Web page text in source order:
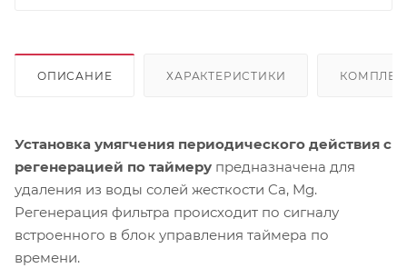
ОПИСАНИЕ ХАРАКТЕРИСТИКИ
Установка умягчения периодического действия с
регенерацией по таймеру предназначена для
удаления из воды солей жесткости Ca, Mg.
Регенерация фильтра происходит по сигналу
встроенного в блок управления таймера по
времени.